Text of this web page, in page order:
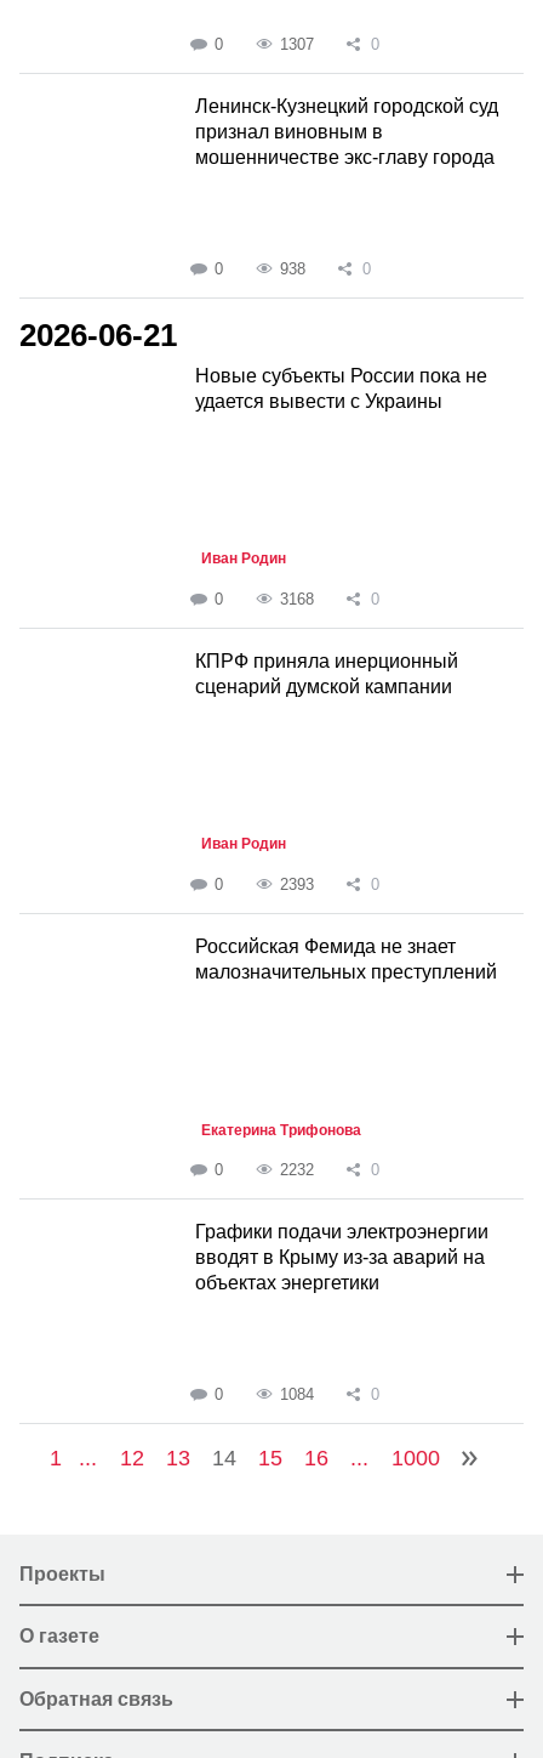
0 1307 0
Ленинск-Кузнецкий городской суд
признал виновным в
мошенничестве экс-главу города
0 938 0
2026-06-21
Новые субъекты России пока не
удается вывести с Украины
Иван Родин
0 3168 0
КПРФ приняла инерционный
сценарий думской кампании
Иван Родин
0 2393 0
Российская Фемида не знает
малозначительных преступлений
Екатерина Трифонова
0 2232 0
Графики подачи электроэнергии
вводят в Крыму из-за аварий на
объектах энергетики
0 1084 0
1 ... 12 13 14 15 16 ... 1000
Проекты
О газете
Обратная связь